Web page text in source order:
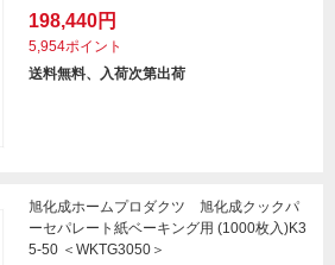
198,440円
5,954ポイント
送料無料、入荷次第出荷
旭化成ホームプロダクツ 旭化成クックパ
ーセパレート紙ベーキング用 (1000枚入)K3
5-50 ＜WKTG3050＞